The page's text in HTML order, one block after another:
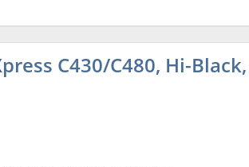
C430/C480, Hi-